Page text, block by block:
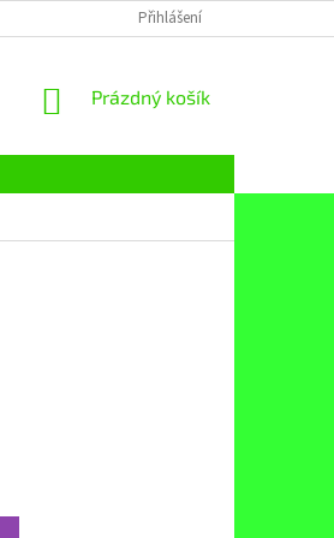
Přihlášení
NÁKUPNÍ
Prázdný košík